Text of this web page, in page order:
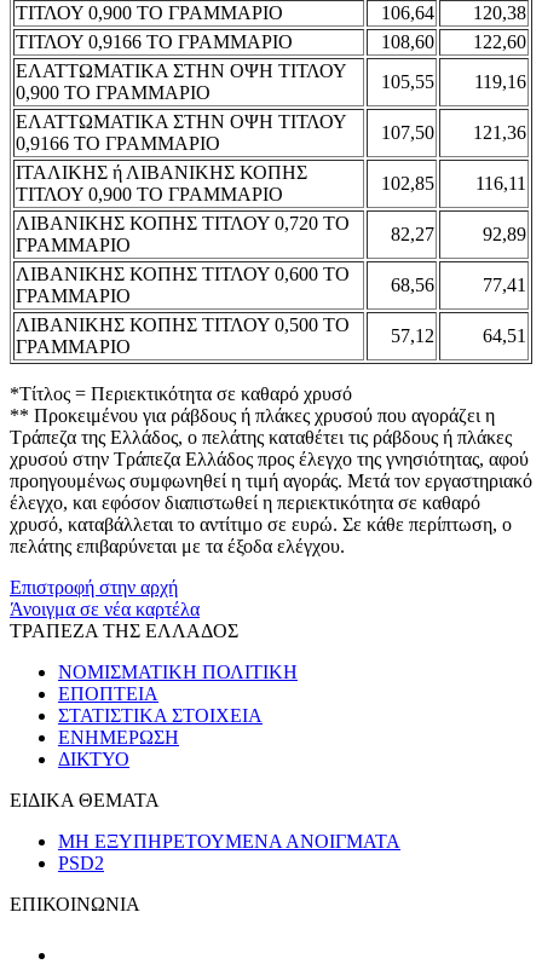
ΤΙΤΛΟΥ 0,900 ΤΟ ΓΡΑΜΜΑΡΙΟ
106,64
120,38
ΤΙΤΛΟΥ 0,9166 ΤΟ ΓΡΑΜΜΑΡΙΟ
108,60
122,60
ΕΛΑΤΤΩΜΑΤΙΚΑ ΣΤΗΝ ΟΨΗ ΤΙΤΛΟΥ
0,900 ΤΟ ΓΡΑΜΜΑΡΙΟ
105,55
119,16
ΕΛΑΤΤΩΜΑΤΙΚΑ ΣΤΗΝ ΟΨΗ ΤΙΤΛΟΥ
0,9166 ΤΟ ΓΡΑΜΜΑΡΙΟ
107,50
121,36
ΙΤΑΛΙΚΗΣ ή ΛΙΒΑΝΙΚΗΣ ΚΟΠΗΣ
ΤΙΤΛΟΥ 0,900 ΤΟ ΓΡΑΜΜΑΡΙΟ
102,85
116,11
ΛΙΒΑΝΙΚΗΣ ΚΟΠΗΣ ΤΙΤΛΟΥ 0,720 ΤΟ
ΓΡΑΜΜΑΡΙΟ
82,27
92,89
ΛΙΒΑΝΙΚΗΣ ΚΟΠΗΣ ΤΙΤΛΟΥ 0,600 ΤΟ
ΓΡΑΜΜΑΡΙΟ
68,56
77,41
ΛΙΒΑΝΙΚΗΣ ΚΟΠΗΣ ΤΙΤΛΟΥ 0,500 ΤΟ
ΓΡΑΜΜΑΡΙΟ
57,12 64,51
*Τίτλος = Περιεκτικότητα σε καθαρό χρυσό
** Προκειμένου για ράβδους ή πλάκες χρυσού που αγοράζει η
Τράπεζα της Ελλάδος, ο πελάτης καταθέτει τις ράβδους ή πλάκες
χρυσού στην Τράπεζα Ελλάδος προς έλεγχο της γνησιότητας, αφού
προηγουμένως συμφωνηθεί η τιμή αγοράς. Μετά τον εργαστηριακό
έλεγχο, και εφόσον διαπιστωθεί η περιεκτικότητα σε καθαρό
χρυσό, καταβάλλεται το αντίτιμο σε ευρώ. Σε κάθε περίπτωση, ο
πελάτης επιβαρύνεται με τα έξοδα ελέγχου.
Επιστροφή στην αρχή
Άνοιγμα σε νέα καρτέλα
ΤΡΑΠΕΖΑ ΤΗΣ ΕΛΛΑΔΟΣ
ΝΟΜΙΣΜΑΤΙΚΗ ΠΟΛΙΤΙΚΗ
ΕΠΟΠΤΕΙΑ
ΣΤΑΤΙΣΤΙΚΑ ΣΤΟΙΧΕΙΑ
ΕΝΗΜΕΡΩΣΗ
ΔΙΚΤΥΟ
ΕΙΔΙΚΑ ΘΕΜΑΤΑ
ΜΗ ΕΞΥΠΗΡΕΤΟΥΜΕΝΑ ΑΝΟΙΓΜΑΤΑ
PSD2
ΕΠΙΚΟΙΝΩΝΙΑ